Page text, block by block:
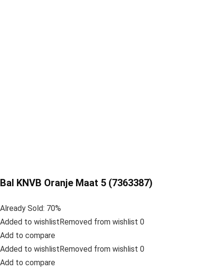
Bal KNVB Oranje Maat 5 (7363387)
Already Sold: 70%
Added to wishlistRemoved from wishlist 0
Add to compare
Added to wishlistRemoved from wishlist 0
Add to compare